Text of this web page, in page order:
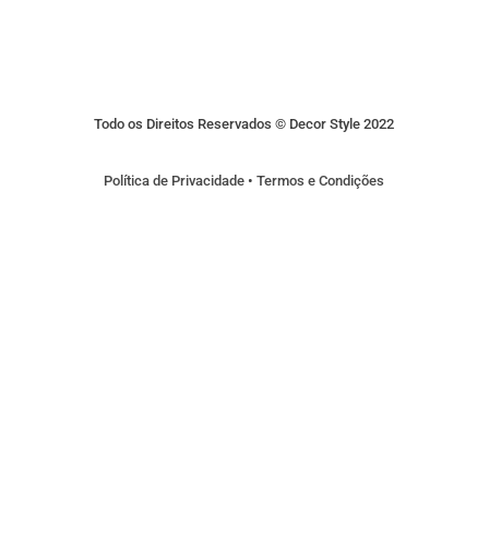
Todo os Direitos Reservados © Decor Style 2022
Política de Privacidade •Termos e Condições